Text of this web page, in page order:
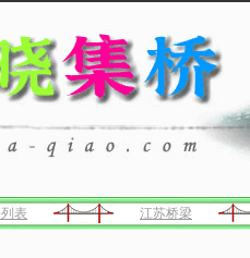
表 江苏桥梁